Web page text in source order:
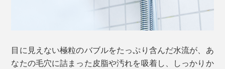
目に見えない極粒のバブルをたっぷり含んだ水流が、あ
なたの毛穴に詰まった皮脂や汚れを吸着し、しっかりか